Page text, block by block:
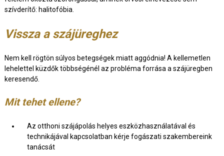
szívderítő: halitofóbia.
Vissza a szájüreghez
Nem kell rögtön súlyos betegségek miatt aggódnia! A kellemetlen
lehelettel küzdők többségénél az probléma forrása a szájüregben
keresendő.
Mit tehet ellene?
Az otthoni szájápolás helyes eszközhasználatával és
technikájával kapcsolatban kérje fogászati szakembereink
tanácsát